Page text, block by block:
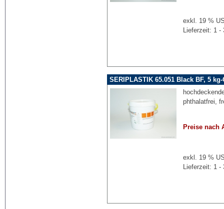
exkl. 19 %
Lieferzeit: 1 -
SERIPLASTIK 65.051 Black BF, 5 kg-
phthalatfrei,
Preise nach
exkl. 19 %
Lieferzeit: 1 -